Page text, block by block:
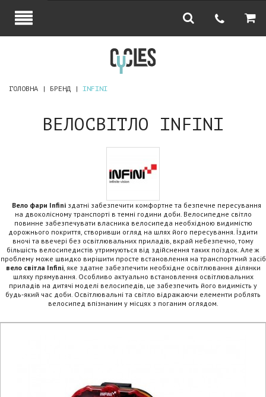
ГОЛОВНА БРЕНД INFINI
ВЕЛОСВІТЛО INFINI
Вело фари Infini здатні забезпечити комфортне та безпечне пересування
на двоколісному транспорті в темні години доби. Велосипедне світло
повинне забезпечувати власника велосипеда необхідною видимістю
дорожнього покриття, створивши огляд на шлях його пересування. Їздити
вночі та ввечері без освітлювальних приладів, вкрай небезпечно, тому
більшість велосипедистів утримуються від здійснення таких поїздок. Але ж
проблему може швидко вирішити просте встановлення на транспортний засіб
вело світла Infini, яке здатне забезпечити необхідне освітлювання ділянки
шляху прямування. Особливо актуально встановлення освітлювальних
приладів на дитячі моделі велосипедів, це забезпечить його видимість у
будь-який час доби. Освітлювальні та світло відражаючи елементи роблять
велосипед впізнаним у місцях з поганим оглядом.